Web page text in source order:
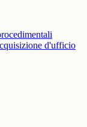
d'ufficio